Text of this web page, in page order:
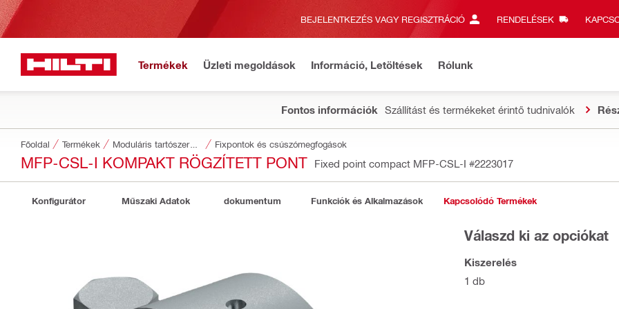
BEJELENTKEZÉS VAGY REGISZTRÁCIÓ RENDELÉSEK
Termékek Üzleti megoldások Információ, Letöltések Rólunk
Fontos információk Szállítást és termékeket érintő tudnivalók
Főoldal Termékek Moduláris tartószerkezetek Fixpontok és csúszómegfogások
MFP-CSL-I KOMPAKT RÖGZÍTETT PONT Fixed point compact MFP-CSL-I #2223017
Konfigurátor Műszaki Adatok dokumentum Funkciók és Alkalmazások Kapcsolódó Termékek
Válaszd ki az opciókat
Kiszerelés
1 db